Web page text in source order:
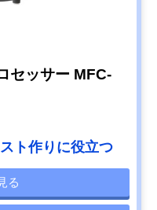
セッサー MFC-
ト作りに役立つ
る